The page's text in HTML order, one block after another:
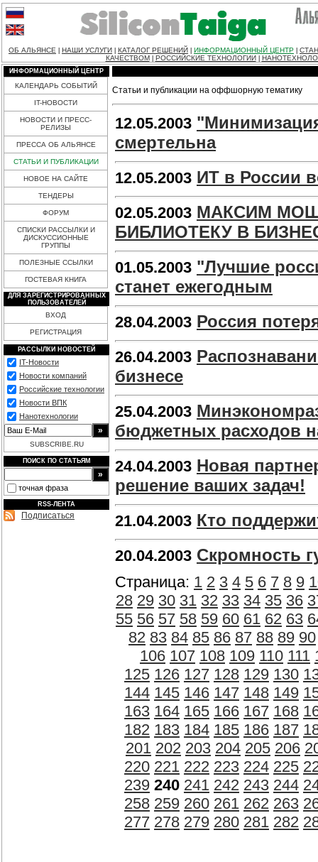
ОБ АЛЬЯНСЕ НАШИ УСЛУГИ КАТАЛОГ РЕШЕНИЙ ИНФОРМАЦИОННЫЙ ЦЕНТР
КАЧЕСТВОМ
РОССИЙСКИЕ ТЕХНОЛОГИИ
ИНФОРМАЦИОННЫЙ ЦЕНТР
КАЛЕНДАРЬ СОБЫТИЙ
IT-НОВОСТИ
НОВОСТИ И ПРЕСС-
РЕЛИЗЫ
ПРЕССА ОБ АЛЬЯНСЕ
СТАТЬИ И ПУБЛИКАЦИИ
НОВОЕ НА САЙТЕ
ТЕНДЕРЫ
ФОРУМ
СПИСКИ РАССЫЛКИ И
ДИСКУССИОННЫЕ
ГРУППЫ
ПОЛЕЗНЫЕ ССЫЛКИ
ГОСТЕВАЯ КНИГА
ДЛЯ ЗАРЕГИСТРИРОВАННЫХ
ПОЛЬЗОВАТЕЛЕЙ
ВХОД
РЕГИСТРАЦИЯ
РАССЫЛКИ НОВОСТЕЙ
IT-Новости
Новости компаний
Российские технологии
Новости ВПК
Нанотехнологии
SUBSCRIBE.RU
ПОИСК ПО СТАТЬЯМ
точная фраза
RSS-ЛЕНТА
Подписаться
Статьи и публикации на оффшорную тематику
12.05.2003
смертельна
12.05.2003 ИТ в России
02.05.2003 МАКСИМ
БИБЛИОТЕКУ В
01.05.2003 "Лучшие
станет ежегодным
28.04.2003 Россия
26.04.2003
бизнесе
25.04.2003
бюджетных расходов
24.04.2003 Новая
решение ваших задач!
21.04.2003 Кто
20.04.2003 Скромность
Страница: 1 2 3 4 5 6 7 8 9
28 29 30 31 32 33 34 35 36
55 56 57 58 59 60 61 62 63
82 83 84 85 86 87 88 89 90
106 107 108 109 110 111
125 126 127 128 129 130
144 145 146 147 148 149
163 164 165 166 167 168
182 183 184 185 186 187
201 202 203 204 205 206
220 221 222 223 224 225
239 240 241 242 243 244
258 259 260 261 262 263
277 278 279 280 281 282